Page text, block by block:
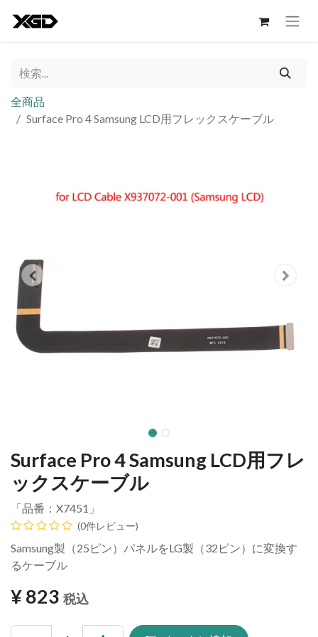
全商品
Surface Pro 4 Samsung LCD用フレックスケーブル
Surface Pro 4 Samsung LCD用フレ
ックスケーブル
「品番： X7451 」
(0件レビュー)
Samsung製（25ピン）パネルをLG製（32ピン）に変換す
るケーブル
¥823 税込